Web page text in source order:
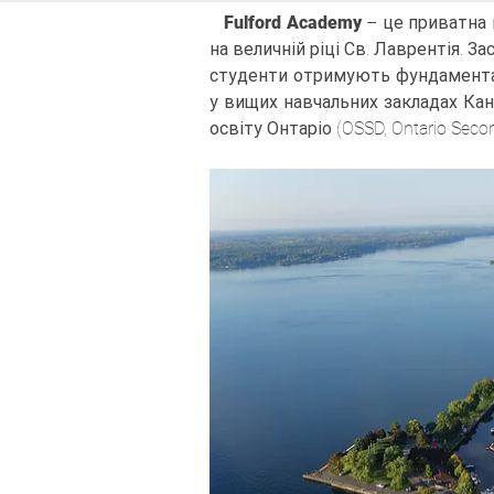
ОСВІТА
Fulford Academy – це приватна
на величній ріці Св. Лаврентія.
студенти отримують
у вищих навчальних закладах
освіту Онтаріо (OSSD, Ontario